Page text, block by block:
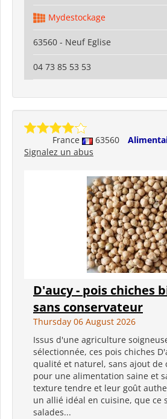
Mydestockage
63560 - Neuf Eglise
04 73 85 53 53
France 63560
Signalez un abus
D'aucy - pois chiches
sans conservateur
Thursday 06 August 2026
Issus d'une agriculture
sélectionnée, ces pois chiches
qualité et naturel, sans ajout de
pour une alimentation saine et
texture tendre et leur goût
un allié idéal en cuisine, que ce
salades...